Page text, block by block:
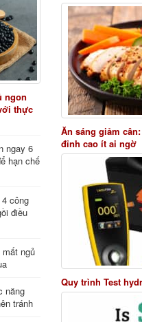
ngon
thực
ngay 6
hạn chế
công
điều
ngủ
năng
tránh
Ăn sáng giảm
đỉnh cao ít ai ngờ
Quy trình Test